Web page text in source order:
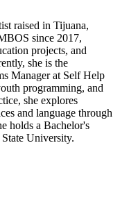
raised in Tijuana,
since 2017,
projects, and
she is the
Manager at Self Help
programming, and
she explores
and language through
holds a Bachelor's
University.